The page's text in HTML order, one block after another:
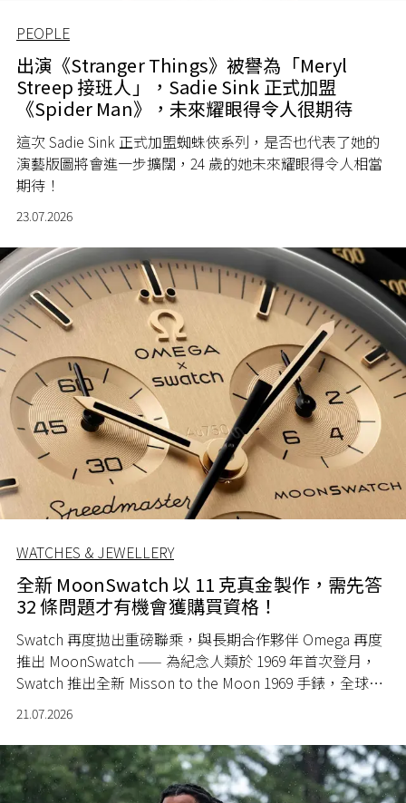
PEOPLE
出演《Stranger Things》被譽為「Meryl
Streep 接班人」，Sadie Sink 正式加盟
《Spider Man》，未來耀眼得令人很期待
這次 Sadie Sink 正式加盟蜘蛛俠系列，是否也代表了她的
演藝版圖將會進一步擴闊，24 歲的她未來耀眼得令人相當
期待！
23.07.2026
WATCHES & JEWELLERY
全新 MoonSwatch 以 11 克真金製作，需先答
32 條問題才有機會獲購買資格！
Swatch 再度拋出重磅聯乘，與長期合作夥伴 Omega 再度
推出 MoonSwatch —— 為紀念人類於 1969 年首次登月，
Swatch 推出全新 Misson to the Moon 1969 手錶，全球限
21.07.2026